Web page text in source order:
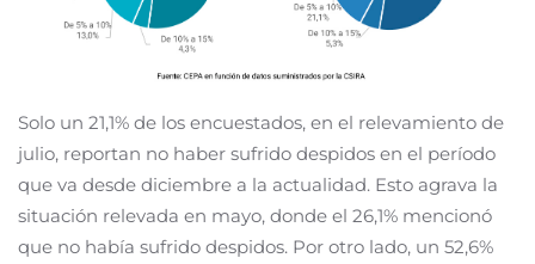
Solo un 21,1% de los encuestados, en el relevamiento de
julio, reportan no haber sufrido despidos en el período
que va desde diciembre a la actualidad. Esto agrava la
situación relevada en mayo, donde el 26,1% mencionó
que no había sufrido despidos. Por otro lado, un 52,6%